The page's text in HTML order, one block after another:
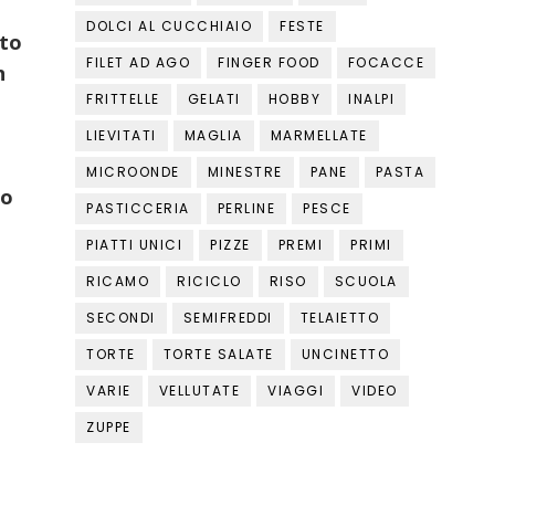
DOLCI AL CUCCHIAIO
FESTE
FILET AD AGO
FINGER FOOD
FOCACCE
FRITTELLE
GELATI HOBBY
INALPI
LIEVITATI
MAGLIA
MARMELLATE
MICROONDE
MINESTRE PANE
PASTA
PASTICCERIA
PERLINE
PESCE
PIATTI UNICI
PIZZE PREMI
PRIMI
RICAMO
RICICLO RISO
SCUOLA
SECONDI
SEMIFREDDI
TELAIETTO
TORTE
TORTE SALATE
UNCINETTO
VARIE
VELLUTATE VIAGGI
VIDEO
ZUPPE